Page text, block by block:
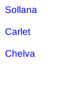
Sollana
Carlet
Chelva